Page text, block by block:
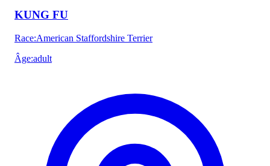
KUNG FU
Race:American Staffordshire Terrier
Âge:adult